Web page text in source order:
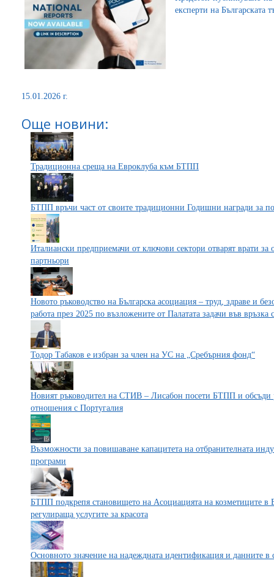
експерти на Българската
15.01.2026 г.
Още новини:
Традиционна среща на Евроклуба към БТПП
БТПП връчи част от своите традиционни Годишни награди за
Италиански предприемачи от ключови сектори отварят врати
партньори
Новото ръководство на Българска асоциация – труд, здраве и
работа през 2025 по възложените от Палатата задачи във връзка
Тодор Табаков е избран за член на УС на „Сребърния фонд“
Новият ръководител на СТИВ – Лисабон посети БТПП и обсъди
отношения с Португалия
Възможности за повишаване капацитета на отбранителната
програми
БТПП подкрепя становището на Асоциацията на козметиците в
регулираща услугите за красота
Основното значение на надеждната идентификация и данните в